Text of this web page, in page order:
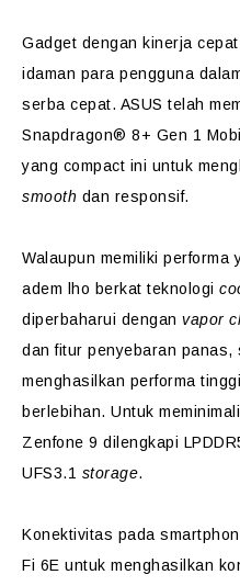
Gadget dengan kinerja
idaman para pengguna
serba cepat. ASUS telah
Snapdragon® 8+ Gen 1
yang compact ini untuk
smooth dan responsif.
Walaupun memiliki performa
adem lho berkat teknologi
diperbaharui dengan vapor
dan fitur penyebaran panas,
menghasilkan performa
berlebihan. Untuk
Zenfone 9 dilengkapi
UFS3.1 storage.
Konektivitas pada
Fi 6E untuk menghasilkan